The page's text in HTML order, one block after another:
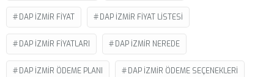
DAP IZMIR FIYAT DAP IZMIR FIYAT LISTESI
DAP IZMIR FIYATLARI DAP IZMIR NEREDE
DAP IZMIR ÖDEME PLANI DAP IZMIR ÖDEME SEÇENEKLERI